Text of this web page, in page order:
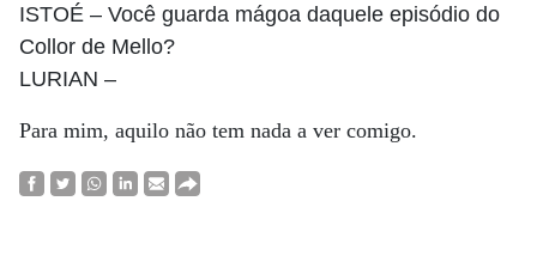
ISTOÉ – Você guarda mágoa daquele episódio do
Collor de Mello?
LURIAN –
Para mim, aquilo não tem nada a ver comigo.